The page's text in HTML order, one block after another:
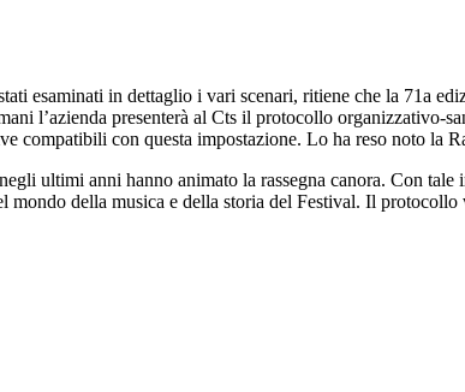
esaminati in dettaglio i vari scenari, ritiene che la 71a
l’azienda presenterà al Cts il protocollo organizzativo-
compatibili con questa impostazione. Lo ha reso noto la
ultimi anni hanno animato la rassegna canora. Con
della musica e della storia del Festival. Il